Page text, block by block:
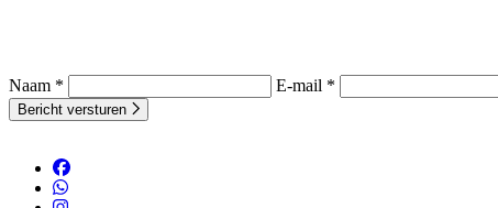
Naam * E-mail *
Bericht versturen